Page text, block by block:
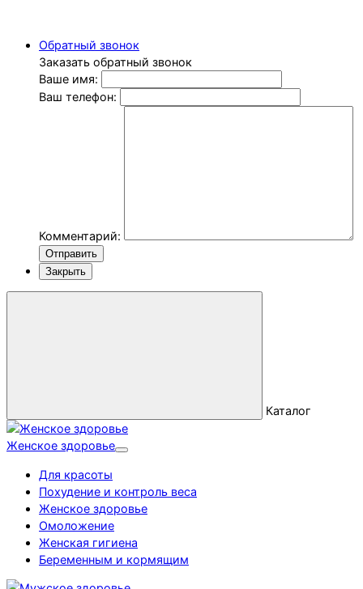
Обратный звонок
Заказать обратный звонок
Ваше имя:
Ваш телефон:
Комментарий:
Отправить
Закрыть
Каталог
Женское здоровье
Для красоты
Похудение и контроль веса
Женское здоровье
Омоложение
Женская гигиена
Беременным и кормящим